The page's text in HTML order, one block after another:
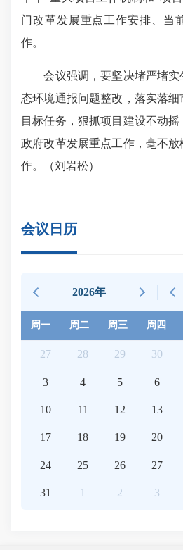
门改革发展重点工作安排、当
作。
会议强调，要坚决堵严堵实
态环境通报问题整改，落实落
目标任务，狠抓项目建设不动
政府改革发展重点工作，毫不
作。（刘岩松）
会议日历
2026年
周一 周二 周三 周四
27 28 29 30
3 4 5 6
10 11 12 13
17 18 19 20
24 25 26 27
31 1 2 3